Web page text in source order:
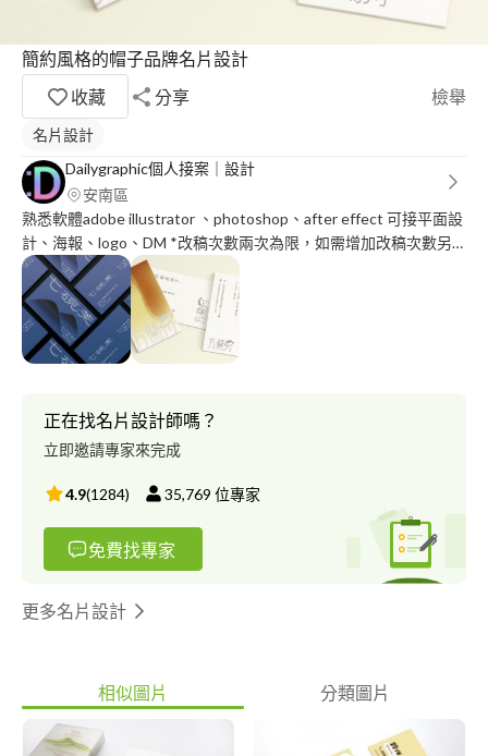
簡約風格的帽子品牌名片設計
收藏
分享 檢舉
名片設計
Dailygraphic個人接案｜設計
安南區
熟悉軟體adobe illustrator 、photoshop、after effect 可接平面設
計、海報、logo、DM *改稿次數兩次為限，如需增加改稿次數另
需收費 IG搜尋：dailygraphic
正在找名片設計師嗎？
立即邀請專家來完成
4.9(1284) 35,769 位專家
免費找專家
更多名片設計
相似圖片 分類圖片